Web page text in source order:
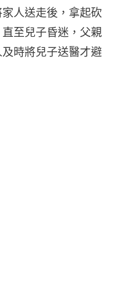
人送走後，拿起砍
至兒子昏迷，父親
時將兒子送醫才避